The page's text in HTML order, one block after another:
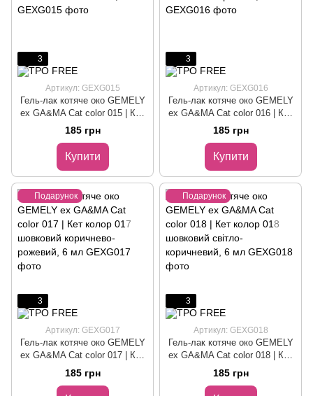
3
Артикул: GEXG015
Гель-лак котяче око GEMELY
ex GA&MA Cat color 015 | Кет
колор 015 шовковий
малиновий, 6 мл
185 грн
Купити
3
Артикул: GEXG016
Гель-лак котяче око GEMELY
ex GA&MA Cat color 016 | Кет
колор 016 шовковий червоний,
6 мл
185 грн
Купити
Подарунок
3
Артикул: GEXG017
Гель-лак котяче око GEMELY
ex GA&MA Cat color 017 | Кет
колор 017 шовковий
коричнево-рожевий, 6 мл
185 грн
Подарунок
3
Артикул: GEXG018
Гель-лак котяче око GEMELY
ex GA&MA Cat color 018 | Кет
колор 018 шовковий світло-
коричневий, 6 мл
185 грн